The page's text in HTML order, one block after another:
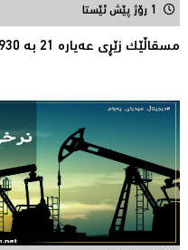
1 رۆژ پێش ئێستا
مسقاڵێک زێڕی عەیارە 21 بە 930 هەزار دینارە